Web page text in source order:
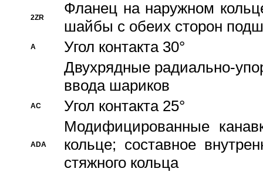
2ZR
Фланец на наружном
шайбы с обеих сторон
A
Угол контакта 30°
Двухрядные радиально-
ввода шариков
AC Угол контакта 25°
ADA
Модифицированные
кольце; составное
стяжного кольца